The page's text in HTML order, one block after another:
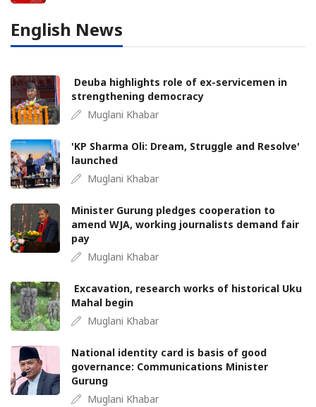
English News
Deuba highlights role of ex-servicemen in
strengthening democracy
Muglani Khabar
'KP Sharma Oli: Dream, Struggle and Resolve'
launched
Muglani Khabar
Minister Gurung pledges cooperation to
amend WJA, working journalists demand fair
pay
Muglani Khabar
Excavation, research works of historical Uku
Mahal begin
Muglani Khabar
National identity card is basis of good
governance: Communications Minister
Gurung
Muglani Khabar